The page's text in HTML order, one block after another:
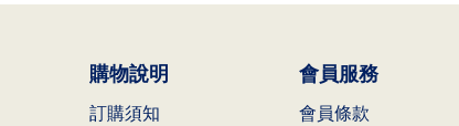
購物說明
訂購須知
會員服務
會員條款